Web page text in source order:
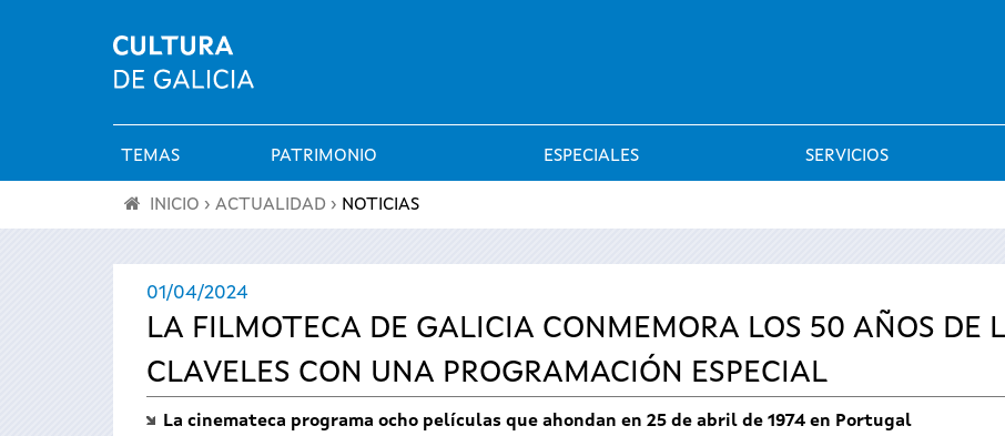
Menú
principal
TEMAS PATRIMONIO ESPECIALES SERVICIOS
encuentra
aquí
INICIO › ACTUALIDAD › NOTICIAS
01/04/2024
LA FILMOTECA DE GALICIA CONMEMORA LOS 50 AÑOS DE
CLAVELES CON UNA PROGRAMACIÓN ESPECIAL
La cinemateca programa ocho películas que ahondan en 25 de abril de 1974 en Portugal